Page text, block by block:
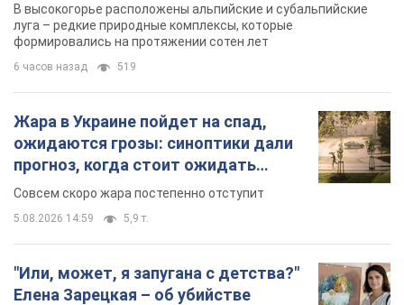
В высокогорье расположены альпийские и субальпийские
луга – редкие природные комплексы, которые
формировались на протяжении сотен лет
6 часов назад 519
Жара в Украине пойдет на спад,
ожидаются грозы: синоптики дали
прогноз, когда стоит ожидать
изменения погоды
Совсем скоро жара постепенно отступит
5.08.2026 14:59 5,9 т.
"Или, может, я запугана с детства?"
Елена Зарецкая – об убийстве